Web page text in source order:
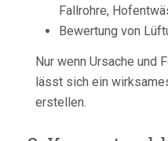
Fallrohre,
Bewertung von
Nur wenn Ursache und
lässt sich ein
erstellen.